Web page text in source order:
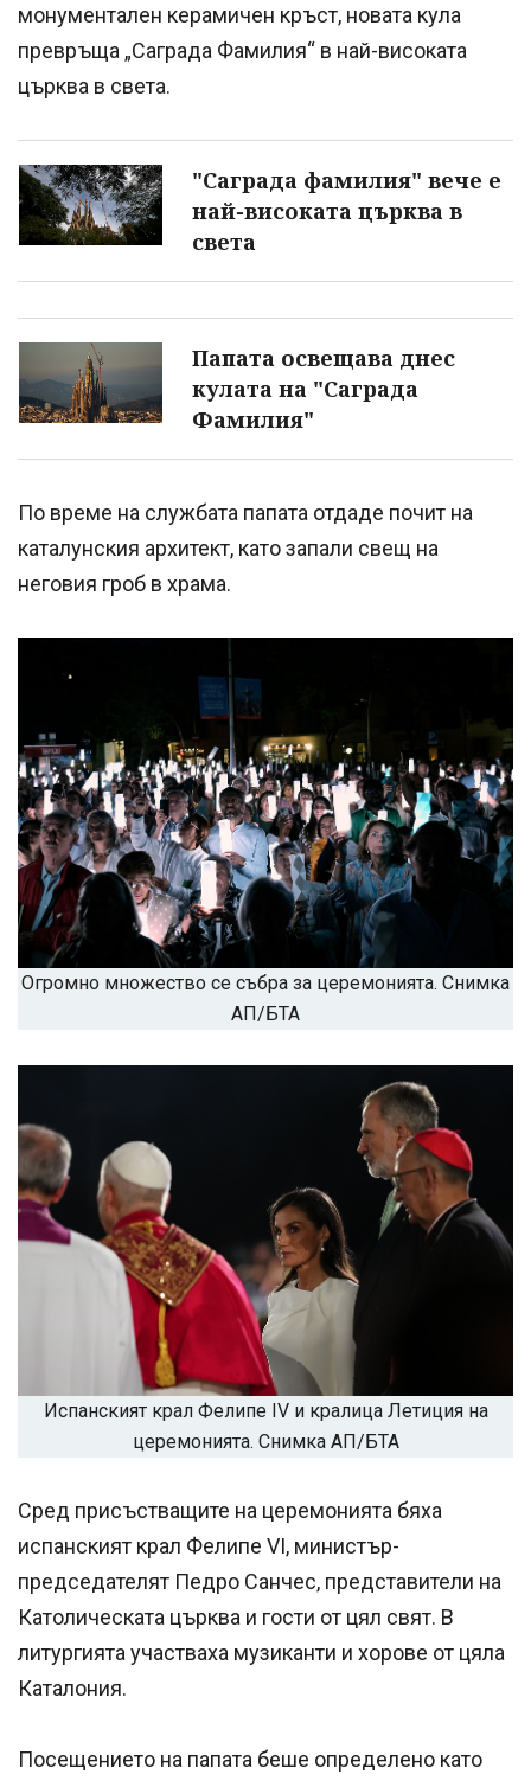
монументален керамичен кръст, новата кула
превръща „Саграда Фамилия“ в най-високата
църква в света.
"Саграда фамилия" вече е
най-високата църква в
света
Папата освещава днес
кулата на "Саграда
Фамилия"
По време на службата папата отдаде почит на
каталунския архитект, като запали свещ на
неговия гроб в храма.
Огромно множество се събра за церемонията. Снимка
АП/БТА
Испанският крал Фелипе IV и кралица Летиция на
церемонията. Снимка АП/БТА
Сред присъстващите на церемонията бяха
испанският крал Фелипе VI, министър-
председателят Педро Санчес, представители на
Католическата църква и гости от цял свят. В
литургията участваха музиканти и хорове от цяла
Каталония.
Посещението на папата беше определено като